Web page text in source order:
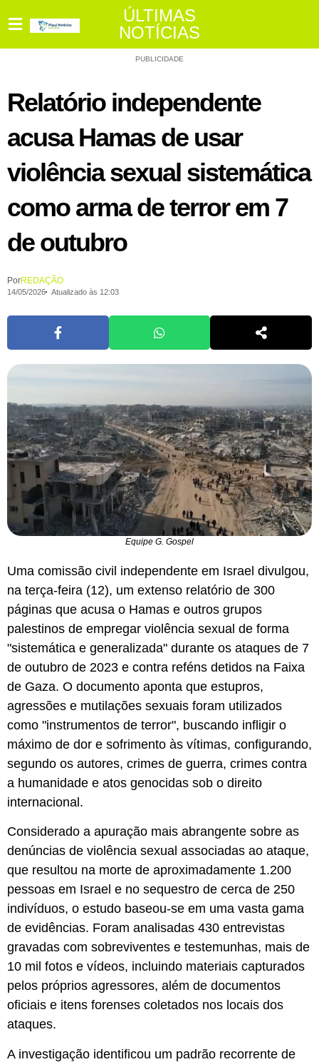
ÚLTIMAS
NOTÍCIAS
PUBLICIDADE
Relatório independente
acusa Hamas de usar
violência sexual sistemática
como arma de terror em 7
de outubro
PorREDAÇÃO
14/05/2026 Atualizado às 12:03
Equipe G. Gospel
Uma comissão civil independente em Israel divulgou,
na terça-feira (12), um extenso relatório de 300
páginas que acusa o Hamas e outros grupos
palestinos de empregar violência sexual de forma
"sistemática e generalizada" durante os ataques de 7
de outubro de 2023 e contra reféns detidos na Faixa
de Gaza. O documento aponta que estupros,
agressões e mutilações sexuais foram utilizados
como "instrumentos de terror", buscando infligir o
máximo de dor e sofrimento às vítimas, configurando,
segundo os autores, crimes de guerra, crimes contra
a humanidade e atos genocidas sob o direito
internacional.
Considerado a apuração mais abrangente sobre as
denúncias de violência sexual associadas ao ataque,
que resultou na morte de aproximadamente 1.200
pessoas em Israel e no sequestro de cerca de 250
indivíduos, o estudo baseou-se em uma vasta gama
de evidências. Foram analisadas 430 entrevistas
gravadas com sobreviventes e testemunhas, mais de
10 mil fotos e vídeos, incluindo materiais capturados
pelos próprios agressores, além de documentos
oficiais e itens forenses coletados nos locais dos
ataques.
A investigação identificou um padrão recorrente de